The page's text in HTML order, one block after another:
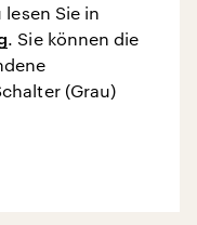
Sie in
. Sie können die
(Grau)